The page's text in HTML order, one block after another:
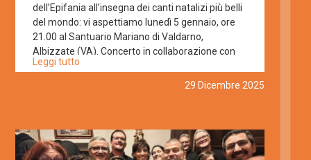
dell’Epifania all’insegna dei canti natalizi più belli
del mondo: vi aspettiamo lunedì 5 gennaio, ore
21.00 al Santuario Mariano di Valdarno,
Albizzate (VA). Concerto in collaborazione con
Valdarno E20, Pro loco di Albizzate e Comunità
Pastorale San Benedetto. INGRESSO GRATUITO
Leggi tutto
29 Dicembre 2025